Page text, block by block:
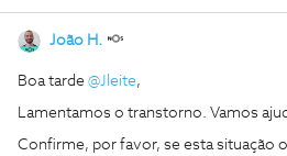
João H.
Boa tarde @Jleite,
Lamentamos o transtorno. Vamos
Confirme, por favor, se esta situação